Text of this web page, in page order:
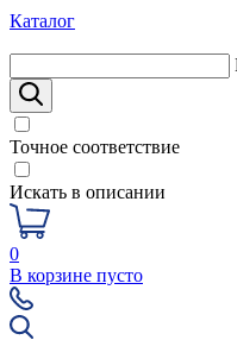
Каталог
Точное соответствие
Искать в описании
0
В корзине пусто